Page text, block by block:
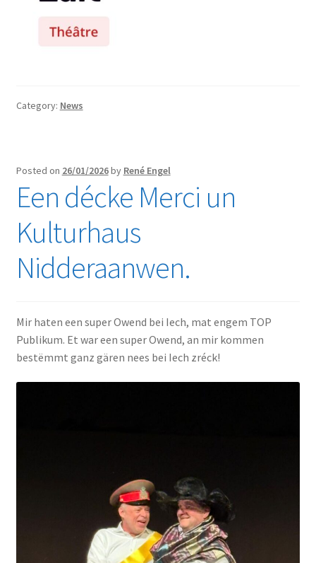
Category: News
Posted on 26/01/2026by René Engel
Een décke Merci un
Kulturhaus
Nidderaanwen.
Mir haten een super Owend bei Iech, mat engem TOP
Publikum. Et war een super Owend, an mir kommen
bestëmmt ganz gären nees bei Iech zréck!